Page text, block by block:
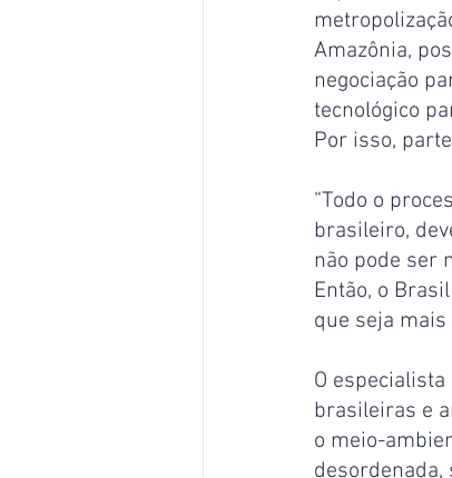
Amazônia,
negociação
tecnológico
Por isso,
“Todo o
brasileiro,
não pode ser
Então, o
que seja
O
brasileiras e
o meio-